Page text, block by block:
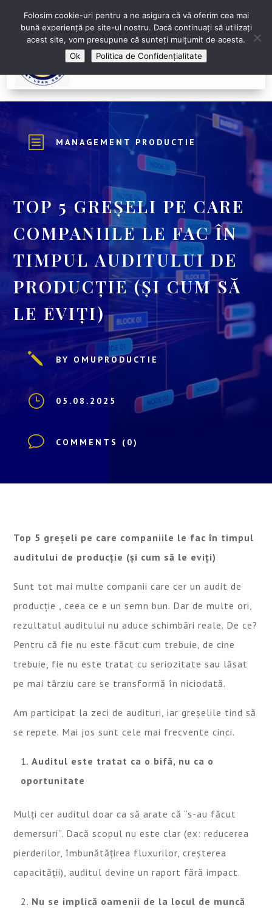
+40 743 673 614 Contactează-ne
b MANAGEMENT PRODUCTIE
TOP 5 GREȘELI PE CARE
COMPANIILE LE FAC ÎN
TIMPUL AUDITULUI DE
PRODUCȚIE (ȘI CUM SĂ
LE EVIȚI)
j BY OMUPRODUCTIE
} 05.08.2025
v COMMENTS (0)
Top 5 greșeli pe care companiile le fac în timpul
auditului de producție (și cum să le eviți)
Sunt tot mai multe companii care cer un audit de
producție , ceea ce e un semn bun. Dar de multe ori,
rezultatul auditului nu aduce schimbări reale. De ce?
Pentru că fie nu este făcut cum trebuie, de cine
trebuie, fie nu este tratat cu seriozitate sau lăsat
pe mai târziu care se transformă în niciodată.
Am participat la zeci de audituri, iar greșelile tind să
se repete. Mai jos sunt cele mai frecvente cinci.
Auditul este tratat ca o bifă, nu ca o
oportunitate
Mulți cer auditul doar ca să arate că “s-au făcut
demersuri”. Dacă scopul nu este clar (ex: reducerea
pierderilor, îmbunătățirea fluxurilor, creșterea
capacității), auditul devine un raport fără impact.
Nu se implică oamenii de la locul de muncă
Folosim cookie-uri pentru a ne asigura că vă oferim cea mai
bună experiență pe site-ul nostru. Dacă continuați să utilizați
acest site, vom presupune că sunteți mulțumit de acesta.
Ok
Politica de Confidențialitate